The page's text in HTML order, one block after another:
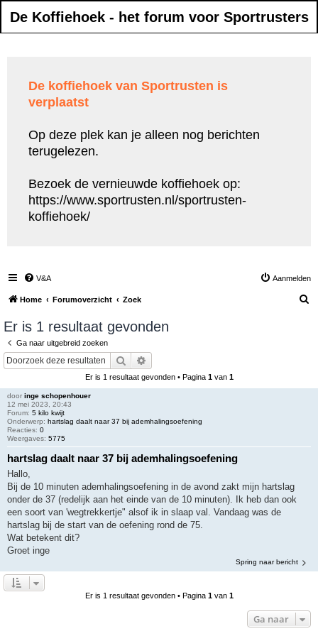
De Koffiehoek - het forum voor Sportrusters
De koffiehoek van Sportrusten is
verplaatst
Op deze plek kan je alleen nog berichten
terugelezen.
Bezoek de vernieuwde koffiehoek op:
https://www.sportrusten.nl/sportrusten-
koffiehoek/
V&A Aanmelden
Home Forumoverzicht Zoek
Er is 1 resultaat gevonden
Ga naar uitgebreid zoeken
Zoek
Er is 1 resultaat gevonden • Pagina 1van 1
door inge schopenhouer
12 mei 2023, 20:43
Forum: 5 kilo kwijt
Onderwerp: hartslag daalt naar 37 bij ademhalingsoefening
Reacties: 0
Weergaves: 5775
hartslag daalt naar 37 bij ademhalingsoefening
Hallo,
Bij de 10 minuten ademhalingsoefening in de avond zakt mijn hartslag
onder de 37 (redelijk aan het einde van de 10 minuten). Ik heb dan ook
een soort van 'wegtrekkertje" alsof ik in slaap val. Vandaag was de
hartslag bij de start van de oefening rond de 75.
Wat betekent dit?
Groet inge
Spring naar bericht
Er is 1 resultaat gevonden • Pagina 1van 1
Ga naar